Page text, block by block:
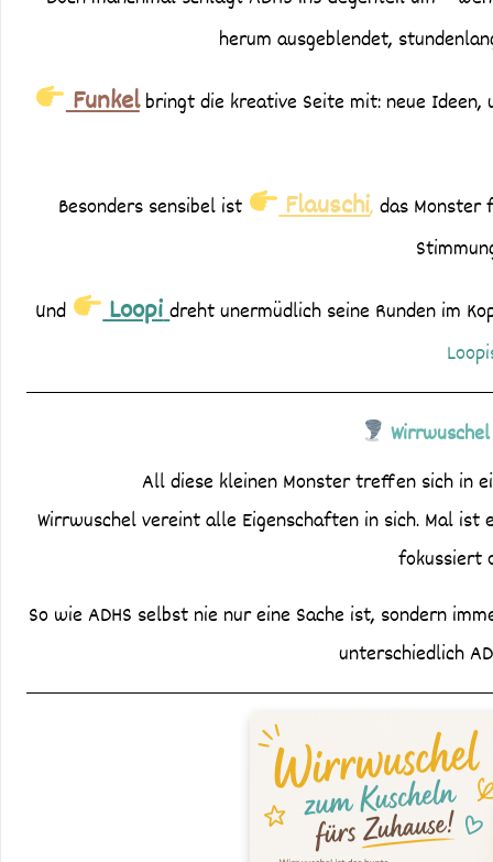
herum ausgeblendet,
Funkelbringt die kreative Seite mit: neue Ideen,
Besonders sensibel ist Flauschi, das Monster
Und Loopi dreht unermüdlich seine Runden im
Wirrwuschel
All diese kleinen Monster treffen sich in
Wirrwuschel vereint alle Eigenschaften in sich. Mal
fokussiert
So wie ADHS selbst nie nur eine Sache ist, sondern
unterschiedlich